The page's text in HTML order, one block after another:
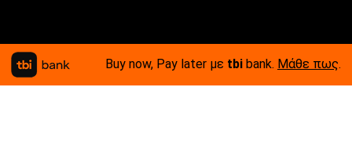
Buy now, Pay later με tbi bank. Μάθε πως.